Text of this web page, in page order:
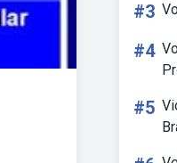
#3
#4
#5